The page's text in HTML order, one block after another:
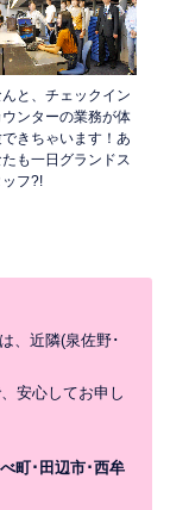
んと、チェックイン
ウンターの業務が体
できちゃいます！あ
も一日グランドス
ッフ?!
、近隣(泉佐野･
安心してお申し
町･田辺市･西牟